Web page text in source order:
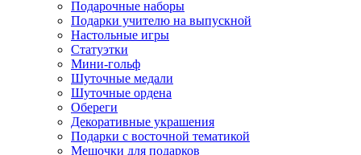
Подарочные наборы
Подарки учителю на выпускной
Настольные игры
Статуэтки
Мини-гольф
Шуточные медали
Шуточные ордена
Обереги
Декоративные украшения
Подарки с восточной тематикой
Мешочки для подарков